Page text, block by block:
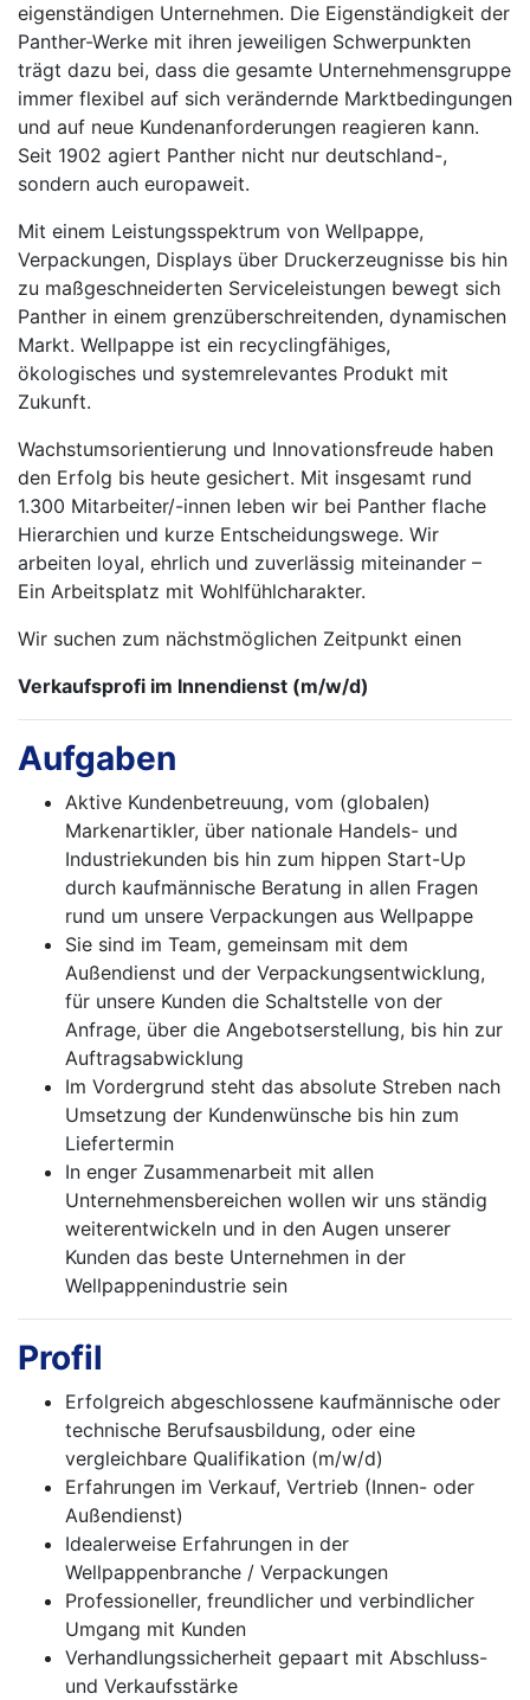
eigenständigen Unternehmen. Die Eigen­ständigkeit der
Panther-Werke mit ihren jeweiligen Schwerpunkten
trägt dazu bei, dass die gesamte Unternehmens­gruppe
immer flexibel auf sich verändernde Marktbedingungen
und auf neue Kundenanforderungen reagieren kann.
Seit 1902 agiert Panther nicht nur deutschland-,
sondern auch europaweit.
Mit einem Leistungsspektrum von Wellpappe,
Verpackungen, Displays über Druckerzeugnisse bis hin
zu maßgeschneiderten Serviceleistungen bewegt sich
Panther in einem grenzüber­schrei­tenden, dyna­mi­schen
Markt. Wellpappe ist ein recyclingfähiges,
ökologisches und system­relevantes Produkt mit
Zukunft.
Wachstumsorientierung und Innovationsfreude haben
den Erfolg bis heute gesichert. Mit ins­gesamt rund
1.300 Mitarbeiter/-innen leben wir bei Panther flache
Hierarchien und kurze Ent­schei­dungswege. Wir
arbeiten loyal, ehrlich und zuverlässig miteinander –
Ein Arbeitsplatz mit Wohlfühlcharakter.
Wir suchen zum nächstmöglichen Zeitpunkt einen
Verkaufsprofi im Innendienst (m/w/d)
Aufgaben
Aktive Kundenbetreuung, vom (globalen)
Markenartikler, über nationale Handels- und
Industriekunden bis hin zum hippen Start-Up
durch kaufmännische Beratung in allen Fragen
rund um unsere Verpackungen aus Wellpappe
Sie sind im Team, gemeinsam mit dem
Außendienst und der Verpackungsentwicklung,
für unsere Kunden die Schaltstelle von der
Anfrage, über die Angebotserstellung, bis hin zur
Auftragsabwicklung
Im Vordergrund steht das absolute Streben nach
Umsetzung der Kundenwünsche bis hin zum
Liefertermin
In enger Zusammenarbeit mit allen
Unternehmensbereichen wollen wir uns ständig
weiterentwickeln und in den Augen unserer
Kunden das beste Unternehmen in der
Wellpappenindustrie sein
Profil
Erfolgreich abgeschlossene kaufmännische oder
technische Berufsausbildung, oder eine
vergleichbare Qualifikation (m/w/d)
Erfahrungen im Verkauf, Vertrieb (Innen- oder
Außendienst)
Idealerweise Erfahrungen in der
Wellpappenbranche / Verpackungen
Professioneller, freundlicher und verbindlicher
Umgang mit Kunden
Verhandlungssicherheit gepaart mit Abschluss-
und Verkaufsstärke